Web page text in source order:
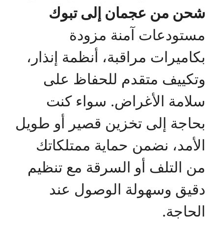
شحن من عجمان إلى تبوك
مستودعات آمنة مزودة
بكاميرات مراقبة، أنظمة إنذار،
وتكييف متقدم للحفاظ على
سلامة الأغراض. سواء كنت
بحاجة إلى تخزين قصير أو طويل
الأمد، نضمن حماية ممتلكاتك
من التلف أو السرقة مع تنظيم
دقيق وسهولة الوصول عند
الحاجة.